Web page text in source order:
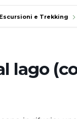
e Trekking
lago